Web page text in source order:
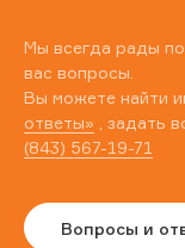
Мы всегда рады
вас вопросы.
Вы можете найти
ответы» , задать
(843) 567-19-71
Вопросы и